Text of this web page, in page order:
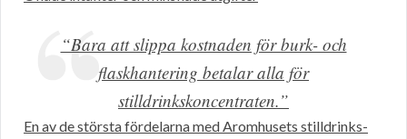
“Bara att slippa kostnaden för burk- och
flaskhantering betalar alla för
stilldrinkskoncentraten.”
En av de största fördelarna med Aromhusets stilldrinks-